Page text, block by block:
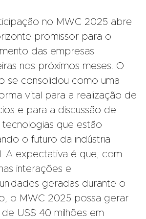
no MWC 2025 abre
promissor para o
das empresas
nos próximos meses. O
se consolidou como uma
vital para a realização de
e para a discussão de
tecnologias que estão
o futuro da indústria
A expectativa é que, com
interações e
geradas durante o
o MWC 2025 possa gerar
US$ 40 milhões em